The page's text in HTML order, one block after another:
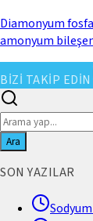
Diamonyum
amonyum
BİZİ TAKİP EDİN
Ara
SON YAZILAR